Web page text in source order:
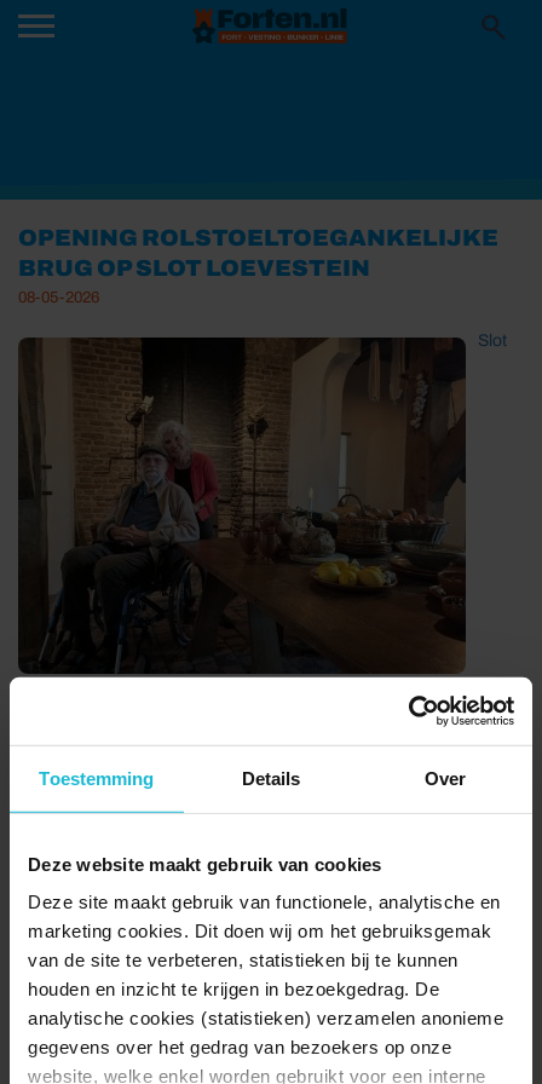
Toestemming Details Over
Deze website maakt gebruik van cookies
Deze site maakt gebruik van functionele, analytische en
marketing cookies. Dit doen wij om het gebruiksgemak
van de site te verbeteren, statistieken bij te kunnen
houden en inzicht te krijgen in bezoekgedrag. De
analytische cookies (statistieken) verzamelen anonieme
gegevens over het gedrag van bezoekers op onze
website, welke enkel worden gebruikt voor een interne
OPENING ROLSTOELTOEGANKELIJKE
BRUG OP SLOT LOEVESTEIN
08-05-2026
Slot
heeft donderdag 7 mei officieel een nieuwe
rolstoeltoegankelijke brug geopend. Met deze toevoeging zet het
kasteel een grote stap in de ambitie om een plek te zijn waar
Door de middeleeuwse bouw van het kasteel was het tot nu toe
voor bezoekers met een fysieke beperking niet mogelijk om het
kasteel van binnen te bekijken. Met de aanleg van de nieuwe brug
komt daar verandering in. De eerste verdieping van het kasteel is
nu toegankelijk voor rolstoelgebruikers, zodat ook zij de verhalen,
geschiedenis en sfeer van Loevestein van dichtbij kunnen ervaren.